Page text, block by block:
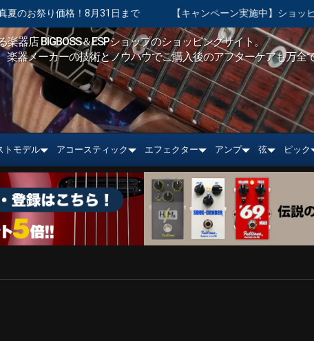
31日まで 【キャンペーン実施中】ショッピングクレジット 最
楽器店 BIGBOSS＆ESPショップのショッピングサイト。
楽器メーカーの技術とノウハウでご購入後のアフターケアも万全
トモデル アコースティック エフェクター アンプ 弦 ピック